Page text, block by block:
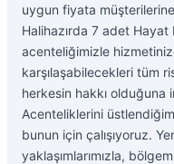
uygun fiyata
Halihazırda 7 adet Hayat
acenteliğimizle
karşılaşabilecekleri tüm
herkesin hakkı olduğuna
Acenteliklerini
bunun için çalışıyoruz.
yaklaşımlarımızla,